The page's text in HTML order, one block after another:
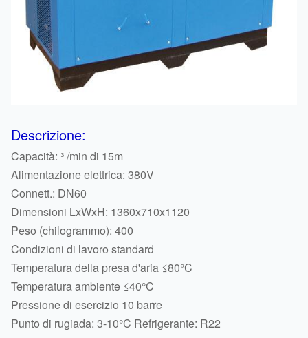
Descrizione:
Capacità: ³ /min di 15m
Alimentazione elettrica: 380V
Connett.: DN60
Dimensioni LxWxH: 1360x710x1120
Peso (chilogrammo): 400
Condizioni di lavoro standard
Temperatura della presa d'aria ≤80°C
Temperatura ambiente ≤40°C
Pressione di esercizio 10 barre
Punto di rugiada: 3-10°C Refrigerante: R22